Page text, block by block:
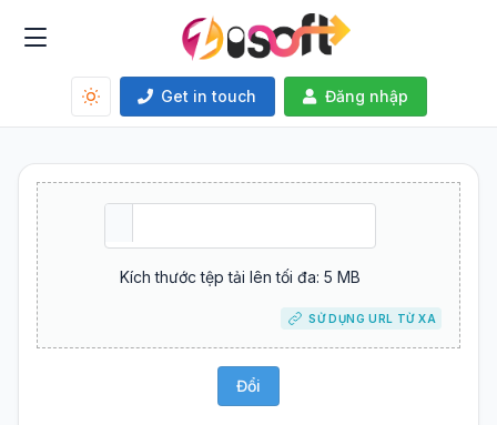
Get in touch Đăng nhập
Kích thước tệp tải lên tối đa: 5 MB
SỬ DỤNG URL TỪ XA
Đổi